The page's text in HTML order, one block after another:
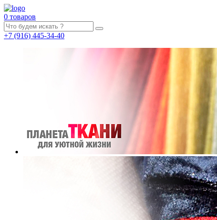
0 товаров
+7 (916) 445-34-40